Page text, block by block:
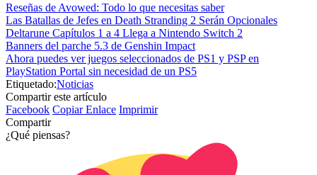
Reseñas de Avowed: Todo lo que necesitas saber
Las Batallas de Jefes en Death Stranding 2 Serán Opcionales
Deltarune Capítulos 1 a 4 Llega a Nintendo Switch 2
Banners del parche 5.3 de Genshin Impact
Ahora puedes ver juegos seleccionados de PS1 y PSP en
PlayStation Portal sin necesidad de un PS5
Etiquetado:Noticias
Compartir este artículo
Facebook Copiar Enlace Imprimir
Compartir
¿Qué piensas?